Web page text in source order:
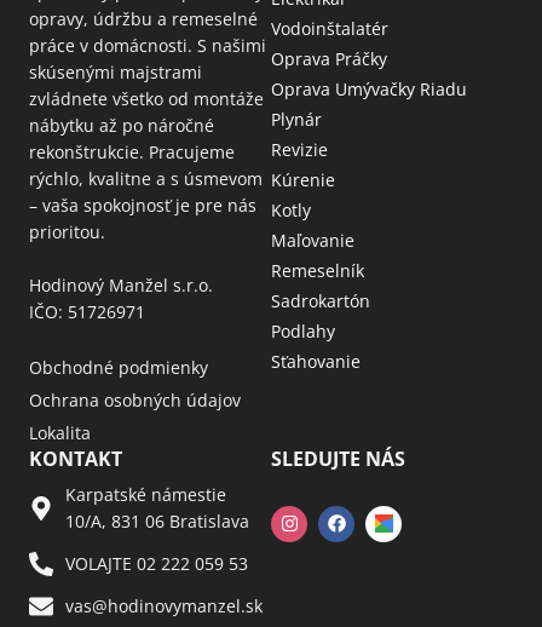
opravy, údržbu a remeselné
práce v domácnosti. S našimi
skúsenými majstrami
zvládnete všetko od montáže
nábytku až po náročné
rekonštrukcie. Pracujeme
rýchlo, kvalitne a s úsmevom
– vaša spokojnosť je pre nás
prioritou.
Hodinový Manžel s.r.o.
IČO: 51726971
Obchodné podmienky
Ochrana osobných údajov
Lokalita
Vodoinštalatér
Oprava Práčky
Oprava Umývačky Riadu
Plynár
Revizie
Kúrenie
Kotly
Maľovanie
Remeselník
Sadrokartón
Podlahy
Sťahovanie
KONTAKT
Karpatské námestie
10/A, 831 06 Bratislava
VOLAJTE 02 222 059 53​
vas@hodinovymanzel.sk​
SLEDUJTE NÁS